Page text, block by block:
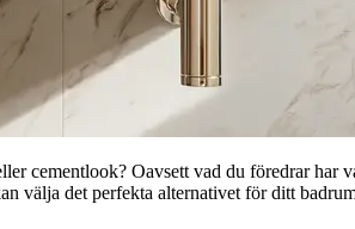
cementlook? Oavsett vad du föredrar har
välja det perfekta alternativet för ditt